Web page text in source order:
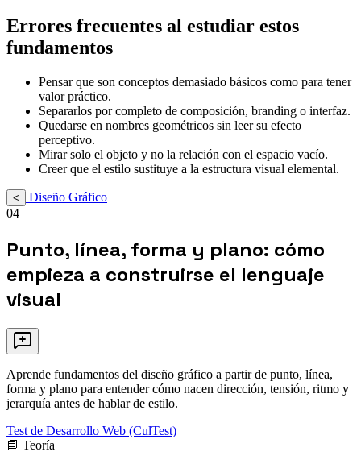
Errores frecuentes al estudiar estos
fundamentos
Pensar que son conceptos demasiado básicos como para tener
valor práctico.
Separarlos por completo de composición, branding o interfaz.
Quedarse en nombres geométricos sin leer su efecto
perceptivo.
Mirar solo el objeto y no la relación con el espacio vacío.
Creer que el estilo sustituye a la estructura visual elemental.
<
Diseño Gráfico
04
Punto, línea, forma y plano: cómo
empieza a construirse el lenguaje
visual
Aprende fundamentos del diseño gráfico a partir de punto, línea,
forma y plano para entender cómo nacen dirección, tensión, ritmo y
jerarquía antes de hablar de estilo.
Test de Desarrollo Web (CulTest)
📘 Teoría